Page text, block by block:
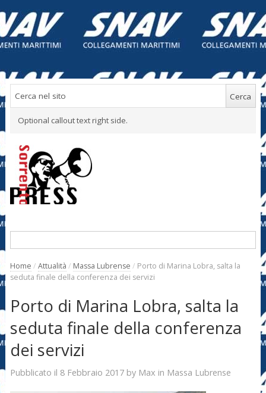
Optional callout text right side.
Home / Attualità / Massa Lubrense / Porto di Marina Lobra, salta la
seduta finale della conferenza dei servizi
Porto di Marina Lobra, salta la
seduta finale della conferenza
dei servizi
Pubblicato il 8 Febbraio 2017by Max in Massa Lubrense